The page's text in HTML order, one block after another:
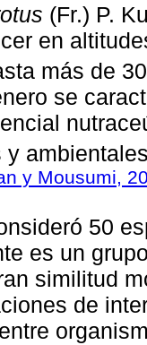
(Fr.) P.
en
más de
se
y
y Mousumi,
50
es un
similitud
de